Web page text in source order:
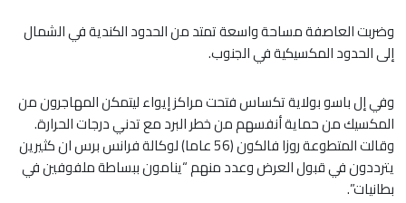
وضربت العاصفة مساحة واسعة تمتد من الحدود الكندية في الشمال
إلى الحدود المكسيكية في الجنوب.
وفي إل باسو بولاية تكساس فتحت مراكز إيواء ليتمكن المهاجرون من
المكسيك من حماية أنفسهم من خطر البرد مع تدني درجات الحرارة.
وقالت المتطوعة روزا فالكون (56 عاما) لوكالة فرانس برس ان كثيرين
يترددون في قبول العرض وعدد منهم “ينامون ببساطة ملفوفين في
بطانيات”.